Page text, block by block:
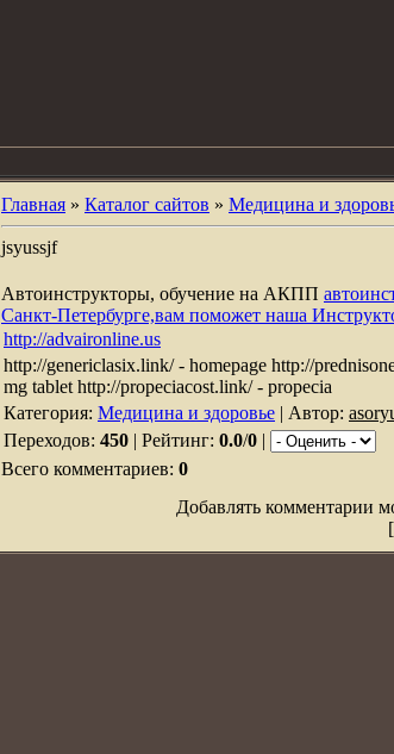
Главная » Каталог сайтов » Медицина и
jsyussjf
Автоинструкторы, обучение на АКПП
Санкт-Петербурге,вам поможет наша
http://advaironline.us
http://genericlasix.link/ - homepage http://
mg tablet http://propeciacost.link/ - propecia
Категория: Медицина и здоровье | Автор:
Переходов: 450 | Рейтинг: 0.0/0 |
Всего комментариев: 0
Добавлять комментарии
[